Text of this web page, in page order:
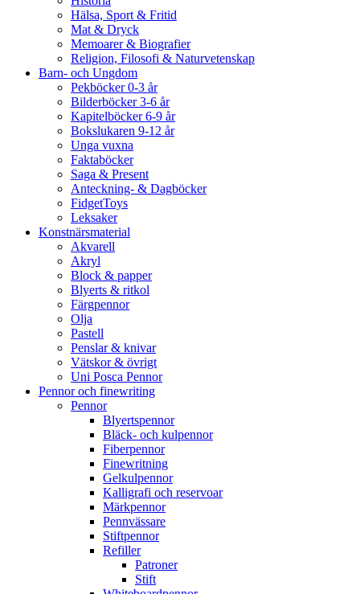
Hälsa, Sport & Fritid
Mat & Dryck
Memoarer & Biografier
Religion, Filosofi & Naturvetenskap
Barn- och Ungdom
Pekböcker 0-3 år
Bilderböcker 3-6 år
Kapitelböcker 6-9 år
Bokslukaren 9-12 år
Unga vuxna
Faktaböcker
Saga & Present
Anteckning- & Dagböcker
FidgetToys
Leksaker
Konstnärsmaterial
Akvarell
Akryl
Block & papper
Blyerts & ritkol
Färgpennor
Olja
Pastell
Penslar & knivar
Vätskor & övrigt
Uni Posca Pennor
Pennor och finewriting
Pennor
Blyertspennor
Bläck- och kulpennor
Fiberpennor
Finewritning
Gelkulpennor
Kalligrafi och reservoar
Märkpennor
Pennvässare
Stiftpennor
Refiller
Patroner
Stift